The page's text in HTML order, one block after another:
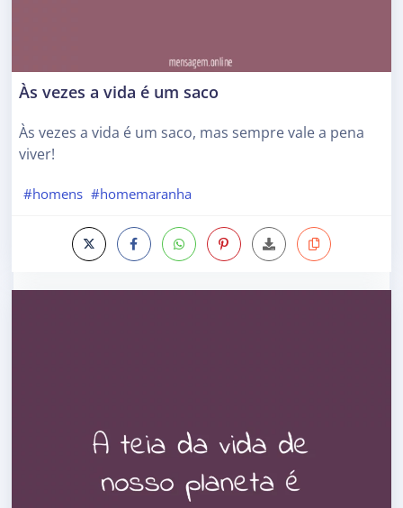
Às vezes a vida é um saco
Às vezes a vida é um saco, mas sempre vale a pena
viver!
#homens #homemaranha